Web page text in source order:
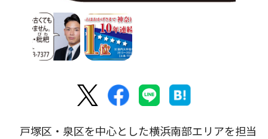
戸塚区・泉区を中心とした横浜南部エリアを担当